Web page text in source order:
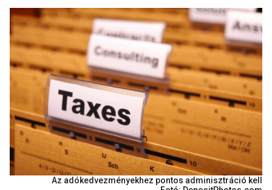
Az adókedvezményekhez pontos adminisztráció kell